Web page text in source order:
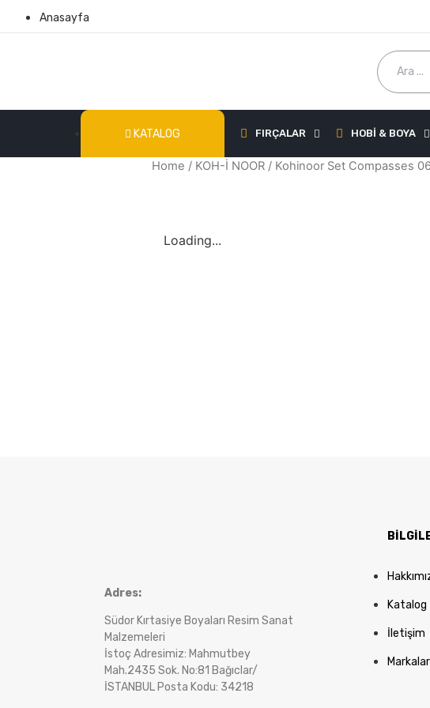
Anasayfa
KATALOG FIRÇALAR HOBİ & BOYA
Home / KOH-İ NOOR / Kohinoor Set Compasses
Loading...
Adres:
Südor Kırtasiye Boyaları Resim Sanat
Malzemeleri
İstoç Adresimiz: Mahmutbey
Mah.2435 Sok. No:81 Bağıclar/
İSTANBUL Posta Kodu: 34218
Katalog
İletişim
Markalar